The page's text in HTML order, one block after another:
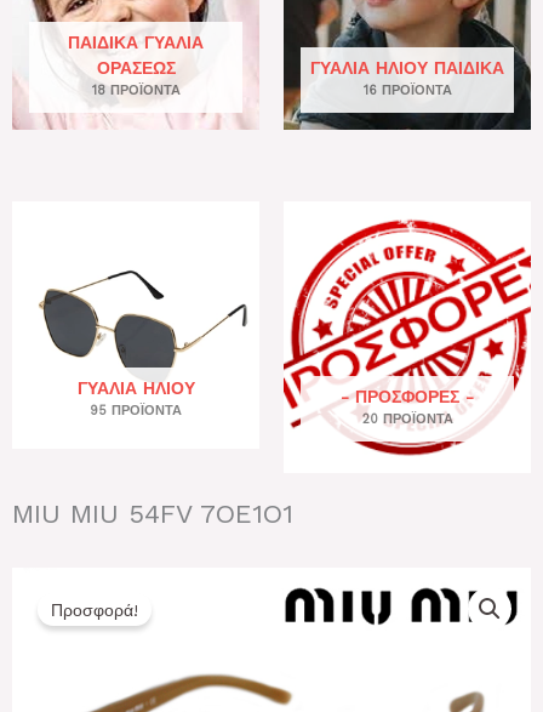
ΠΑΙΔΙΚΆ ΓΥΑΛΙΆ
ΟΡΆΣΕΩΣ
18 ΠΡΟΪΌΝΤΑ
ΓΥΑΛΙΆ ΗΛΊΟΥ ΠΑΙΔΙΚΆ
16 ΠΡΟΪΌΝΤΑ
ΓΥΑΛΙΆ ΗΛΊΟΥ
95 ΠΡΟΪΌΝΤΑ
- ΠΡΟΣΦΟΡΕΣ -
20 ΠΡΟΪΌΝΤΑ
MIU MIU 54FV 7OE1O1
Προσφορά!